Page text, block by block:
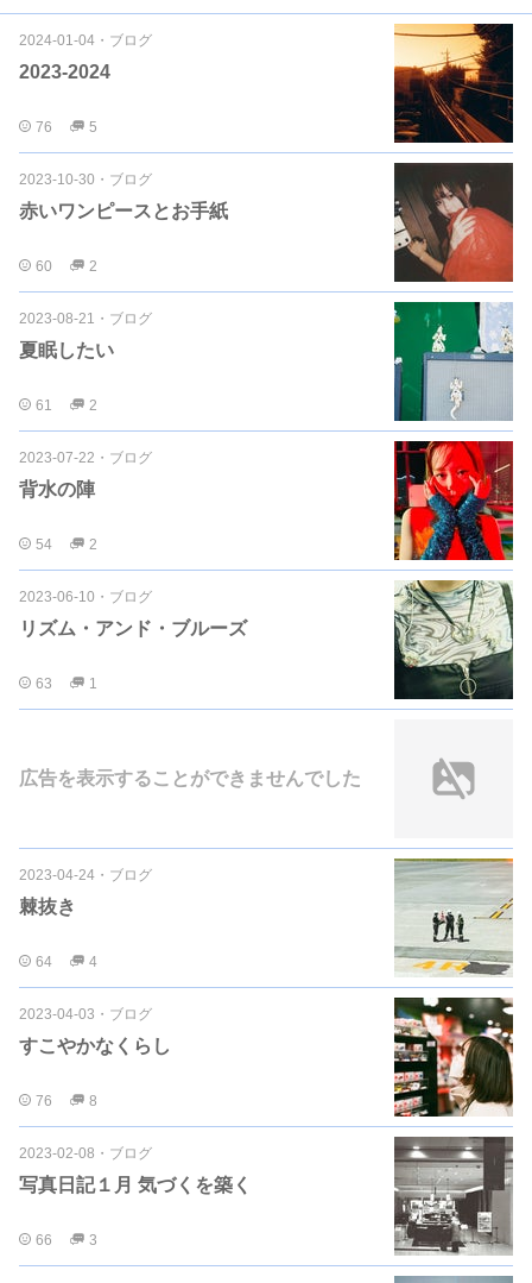
2024-01-04 ・ ブログ
2023-2024
76 5
2023-10-30 ・ ブログ
赤いワンピースとお手紙
60 2
2023-08-21 ・ ブログ
夏眠したい
61 2
2023-07-22 ・ ブログ
背水の陣
54 2
2023-06-10 ・ ブログ
リズム・アンド・ブルーズ
63 1
広告を表示することができませんでした
2023-04-24 ・ ブログ
棘抜き
64 4
2023-04-03 ・ ブログ
すこやかなくらし
76 8
2023-02-08 ・ ブログ
写真日記１月 気づくを築く
66 3